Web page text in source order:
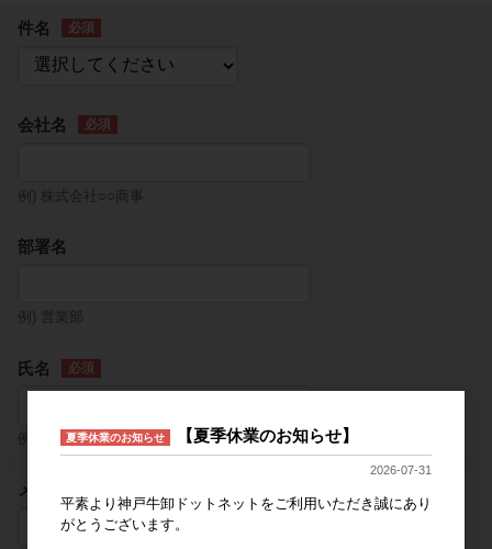
件名
会社名
例) 株式会社○○商事
部署名
例) 営業部
氏名
例) 山田太郎
メールアドレス
夏季休業のお知らせ 【夏季休業のお知らせ】
2026-07-31
平素より神戸牛卸ドットネットをご利用いただき誠にあり
がとうございます。